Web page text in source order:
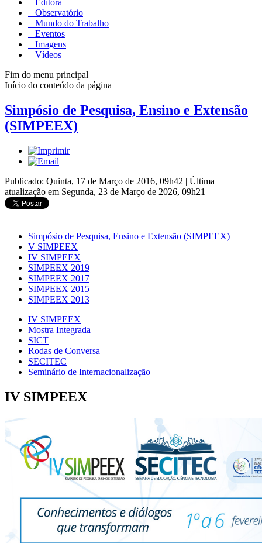
Observatório
Mundo do Trabalho
Eventos
Imagens
Vídeos
Fim do menu principal
Início do conteúdo da página
Simpósio de Pesquisa, Ensino e Extensão
(SIMPEEX)
Publicado: Quinta, 17 de Março de 2016, 09h42 | Última
atualização em Segunda, 23 de Março de 2026, 09h21
Simpósio de Pesquisa, Ensino e Extensão (SIMPEEX)
V SIMPEEX
IV SIMPEEX
SIMPEEX 2019
SIMPEEX 2017
SIMPEEX 2015
SIMPEEX 2013
IV SIMPEEX
Mostra Integrada
SICT
Rodas de Conversa
SECITEC
Seminário de Internacionalização
IV SIMPEEX